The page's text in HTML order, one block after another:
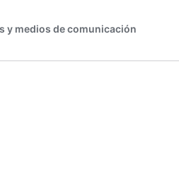
y medios de comunicación